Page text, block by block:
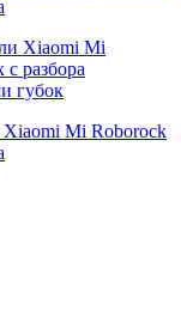
губок
Mi Roborock